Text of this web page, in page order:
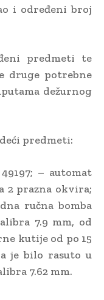
i određeni broj
predmeti te
druge potrebne
dežurnog
predmeti:
– automat
2 prazna okvira;
ručna bomba
7.9 mm, od
kutije od po 15
je bilo rasuto u
7.62 mm.